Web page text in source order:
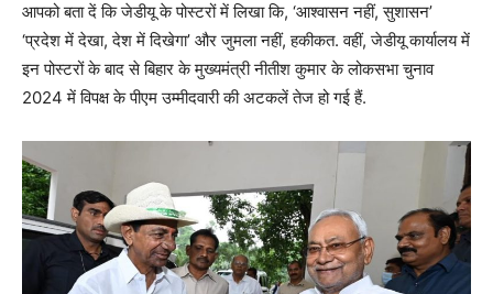
आपको बता दें कि जेडीयू के पोस्टरों में लिखा कि, ‘आश्वासन नहीं, सुशासन’
‘प्रदेश में देखा, देश में दिखेगा’ और जुमला नहीं, हकीकत. वहीं, जेडीयू कार्यालय में
इन पोस्टरों के बाद से बिहार के मुख्यमंत्री नीतीश कुमार के लोकसभा चुनाव
2024 में विपक्ष के पीएम उम्मीदवारी की अटकलें तेज हो गई हैं.